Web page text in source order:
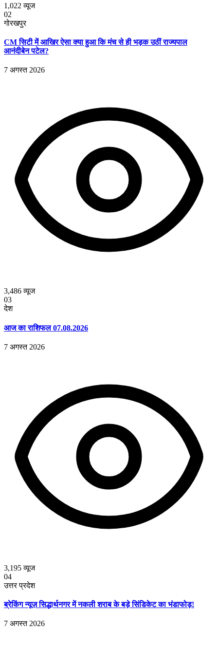
1,022 व्यूज
02
गोरखपुर
CM सिटी में आखिर ऐसा क्या हुआ कि मंच से ही भड़क उठीं राज्यपाल
आनंदीबेन पटेल?
7 अगस्त 2026
3,486व्यूज
03
देश
आज का राशिफल 07.08.2026
7 अगस्त 2026
3,195व्यूज
04
उत्तर प्रदेश
ब्रेकिंग न्यूज़ सिद्धार्थनगर में नकली शराब के बड़े सिंडिकेट का भंडाफोड़!
7 अगस्त 2026